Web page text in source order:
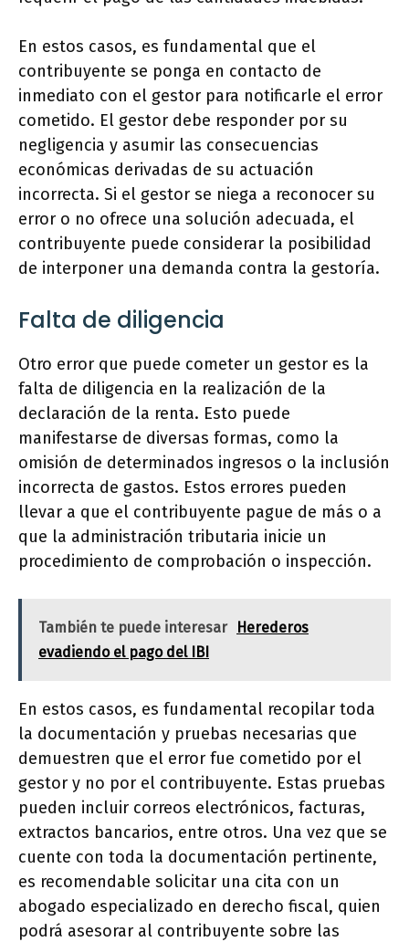
En estos casos, es fundamental que el
contribuyente se ponga en contacto de
inmediato con el gestor para notificarle el error
cometido. El gestor debe responder por su
negligencia y asumir las consecuencias
económicas derivadas de su actuación
incorrecta. Si el gestor se niega a reconocer su
error o no ofrece una solución adecuada, el
contribuyente puede considerar la posibilidad
de interponer una demanda contra la gestoría.
Falta de diligencia
Otro error que puede cometer un gestor es la
falta de diligencia en la realización de la
declaración de la renta. Esto puede
manifestarse de diversas formas, como la
omisión de determinados ingresos o la inclusión
incorrecta de gastos. Estos errores pueden
llevar a que el contribuyente pague de más o a
que la administración tributaria inicie un
procedimiento de comprobación o inspección.
También te puede interesar
Herederos
evadiendo el pago del IBI
En estos casos, es fundamental recopilar toda
la documentación y pruebas necesarias que
demuestren que el error fue cometido por el
gestor y no por el contribuyente. Estas pruebas
pueden incluir correos electrónicos, facturas,
extractos bancarios, entre otros. Una vez que se
cuente con toda la documentación pertinente,
es recomendable solicitar una cita con un
abogado especializado en derecho fiscal, quien
podrá asesorar al contribuyente sobre las